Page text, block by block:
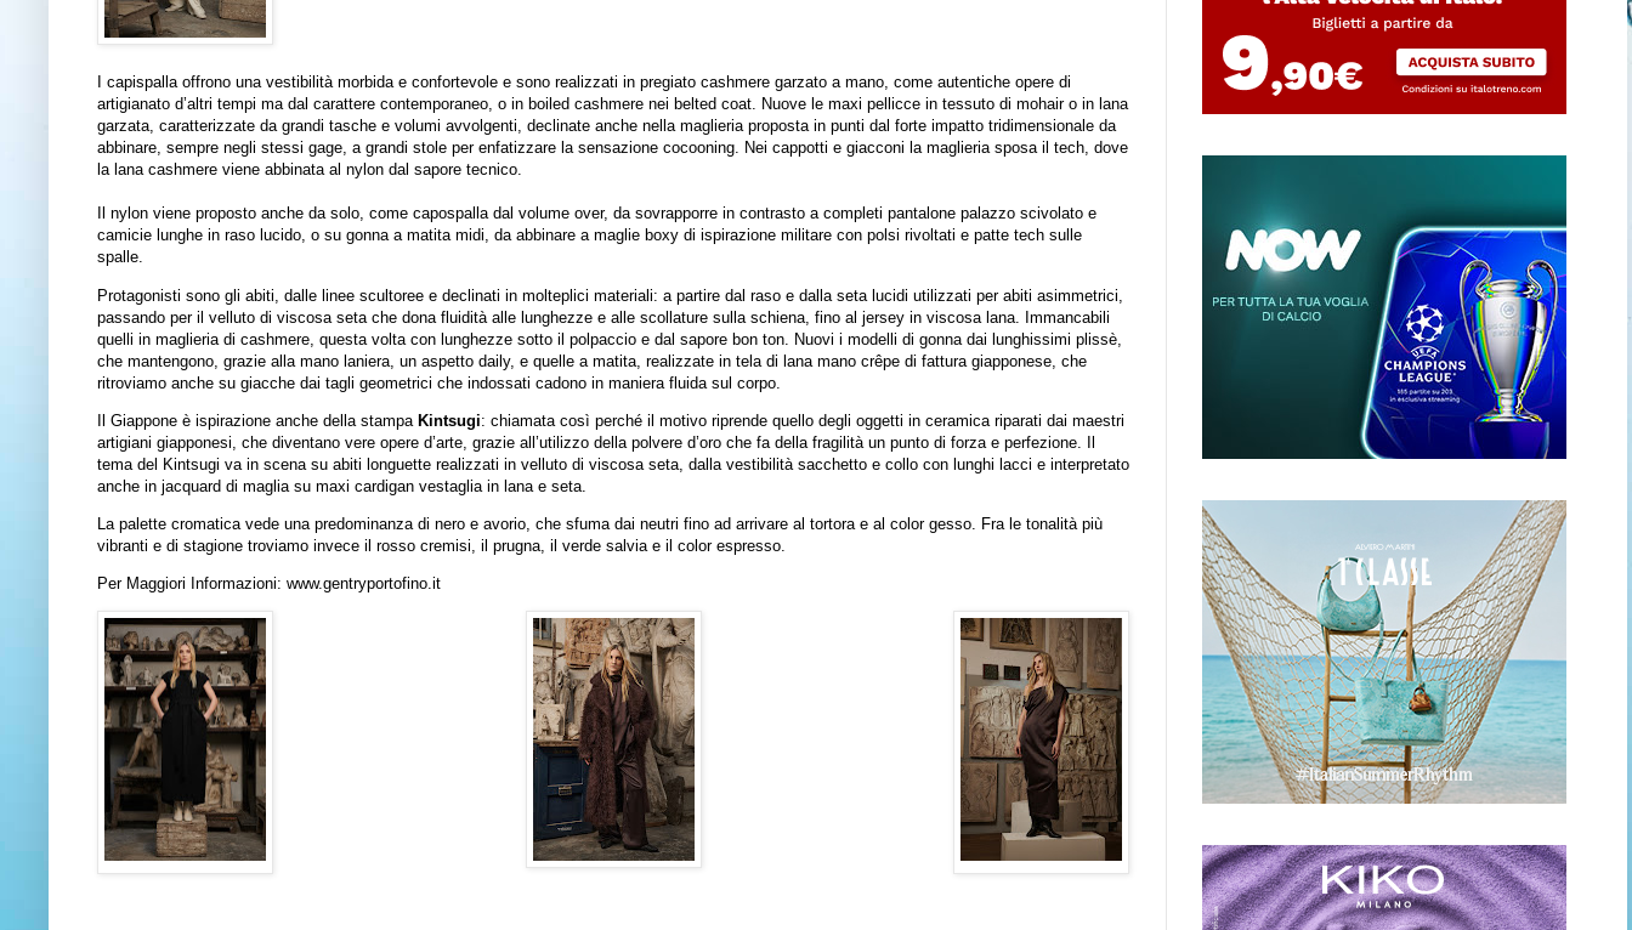
I capispalla offrono una vestibilità morbida e confortevole e sono realizzati in pregiato cashmere garzato a mano, come autentiche opere di
artigianato d’altri tempi ma dal carattere contemporaneo, o in boiled cashmere nei belted coat. Nuove le maxi pellicce in tessuto di mohair o in lana
garzata, caratterizzate da grandi tasche e volumi avvolgenti, declinate anche nella maglieria proposta in punti dal forte impatto tridimensionale da
abbinare, sempre negli stessi gage, a grandi stole per enfatizzare la sensazione cocooning. Nei cappotti e giacconi la maglieria sposa il tech, dove
la lana cashmere viene abbinata al nylon dal sapore tecnico.
Il nylon viene proposto anche da solo, come capospalla dal volume over, da sovrapporre in contrasto a completi pantalone palazzo scivolato e
camicie lunghe in raso lucido, o su gonna a matita midi, da abbinare a maglie boxy di ispirazione militare con polsi rivoltati e patte tech sulle
spalle.
Protagonisti sono gli abiti, dalle linee scultoree e declinati in molteplici materiali: a partire dal raso e dalla seta lucidi utilizzati per abiti asimmetrici,
passando per il velluto di viscosa seta che dona fluidità alle lunghezze e alle scollature sulla schiena, fino al jersey in viscosa lana. Immancabili
quelli in maglieria di cashmere, questa volta con lunghezze sotto il polpaccio e dal sapore bon ton. Nuovi i modelli di gonna dai lunghissimi plissè,
che mantengono, grazie alla mano laniera, un aspetto daily, e quelle a matita, realizzate in tela di lana mano crêpe di fattura giapponese, che
ritroviamo anche su giacche dai tagli geometrici che indossati cadono in maniera fluida sul corpo.
Il Giappone è ispirazione anche della stampa Kintsugi: chiamata così perché il motivo riprende quello degli oggetti in ceramica riparati dai maestri
artigiani giapponesi, che diventano vere opere d’arte, grazie all’utilizzo della polvere d’oro che fa della fragilità un punto di forza e perfezione. Il
tema del Kintsugi va in scena su abiti longuette realizzati in velluto di viscosa seta, dalla vestibilità sacchetto e collo con lunghi lacci e interpretato
anche in jacquard di maglia su maxi cardigan vestaglia in lana e seta.
La palette cromatica vede una predominanza di nero e avorio, che sfuma dai neutri fino ad arrivare al tortora e al color gesso. Fra le tonalità più
vibranti e di stagione troviamo invece il rosso cremisi, il prugna, il verde salvia e il color espresso.
Per Maggiori Informazioni: www.gentryportofino.it